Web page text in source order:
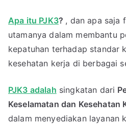
Apa itu PJK3? , dan apa saja
utamanya dalam membantu
kepatuhan terhadap standar
kesehatan kerja di berbagai
PJK3 adalah singkatan dari
Keselamatan dan Kesehatan
dalam menyediakan layanan